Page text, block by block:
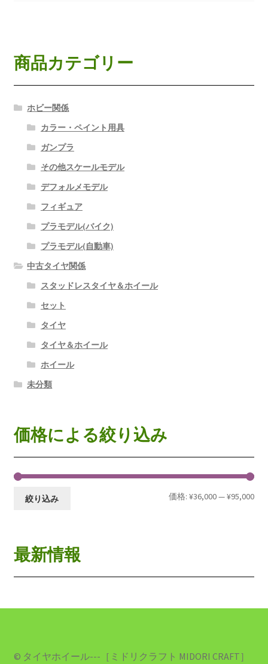
商品カテゴリー
ホビー関係
カラー・ペイント用具
ガンプラ
その他スケールモデル
デフォルメモデル
フィギュア
プラモデル(バイク)
プラモデル(自動車)
中古タイヤ関係
スタッドレスタイヤ＆ホイール
セット
タイヤ
タイヤ＆ホイール
ホイール
未分類
価格による絞り込み
絞り込み 価格:¥36,000—¥95,000
最新情報
© タイヤホイール---［ミドリクラフト MIDORI CRAFT］